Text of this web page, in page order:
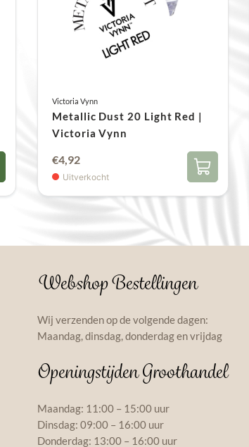
Victoria Vynn
Metallic Dust 20 Light Red |
Victoria Vynn
€4,92
Uitverkocht
Webshop Bestellingen
Wij verzenden op de volgende dagen:
Maandag, dinsdag, donderdag en vrijdag
Openingstijden Groothandel
Maandag: 11:00 – 15:00 uur
Dinsdag: 09:00 – 16:00 uur
Donderdag: 13:00 – 16:00 uur